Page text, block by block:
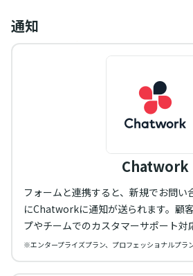
通知
Chatwork
フォームと連携すると、新規でお問い
にChatworkに通知が送られます。顧
プやチームでのカスタマーサポート対
※エンタープライズプラン、プロフェッショナルプラ